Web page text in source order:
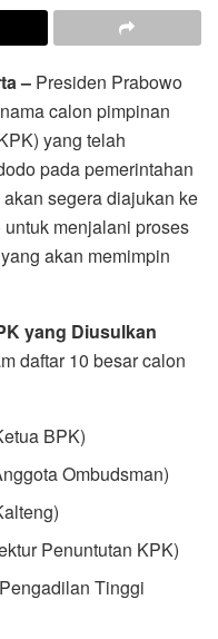
– Presiden Prabowo
calon pimpinan
yang telah
pada pemerintahan
segera diajukan ke
menjalani proses
akan memimpin
yang Diusulkan
daftar 10 besar calon
BPK)
Ombudsman)
Penuntutan KPK)
Tinggi